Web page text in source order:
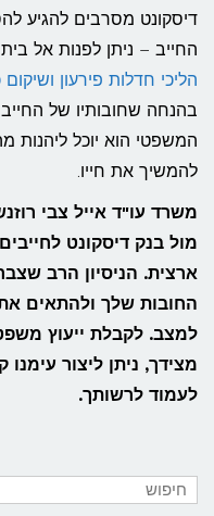
דיסקונט מסרבים להגיע
החייב – ניתן לפנות אל
הליכי חדלות פירעון
בהנחה שחובותיו של
המשפטי הוא יוכל
להמשיך את חייו.
משרד עו"ד אייל צבי
מול בנק דיסקונט
ארצית. הניסיון הרב
החובות שלך ולהתאים
למצב. לקבלת ייעוץ
לעמוד לרשותך.